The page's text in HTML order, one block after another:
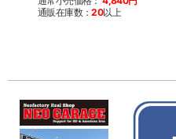
通販在庫数：20以上